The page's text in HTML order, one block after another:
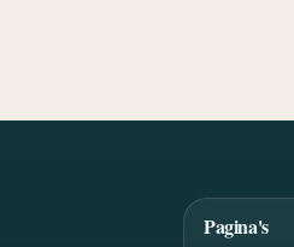
Pagina's